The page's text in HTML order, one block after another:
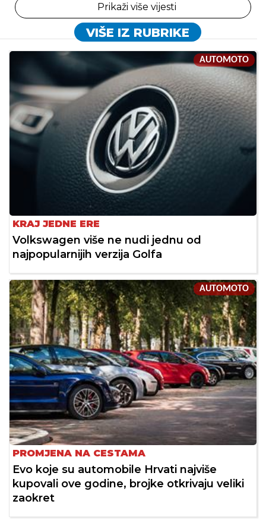
Prikaži više vijesti
VIŠE IZ RUBRIKE
AUTOMOTO
KRAJ JEDNE ERE
Volkswagen više ne nudi jednu od
najpopularnijih verzija Golfa
AUTOMOTO
PROMJENA NA CESTAMA
Evo koje su automobile Hrvati najviše
kupovali ove godine, brojke otkrivaju veliki
zaokret